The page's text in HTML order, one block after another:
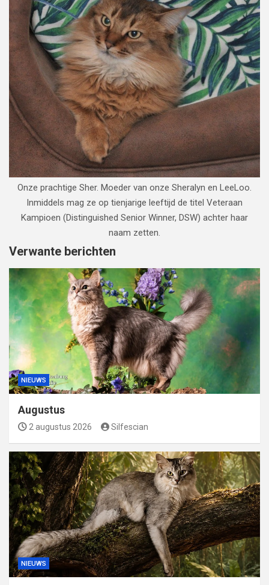
Onze prachtige Sher. Moeder van onze Sheralyn en LeeLoo.
Inmiddels mag ze op tienjarige leeftijd de titel Veteraan
Kampioen (Distinguished Senior Winner, DSW) achter haar
naam zetten.
Verwante berichten
NIEUWS
Augustus
2 augustus 2026 Silfescian
NIEUWS